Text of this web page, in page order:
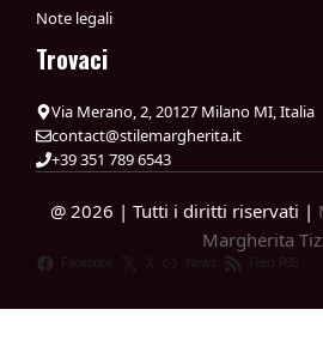
Note legali
Trovaci
Via Merano, 2, 20127 Milano MI, Italia
contact@stilemargherita.it
+39 351 789 6543
@ 2026 | Tutti i diritti riservati |
Margherita
Facebook X News Feed RSS